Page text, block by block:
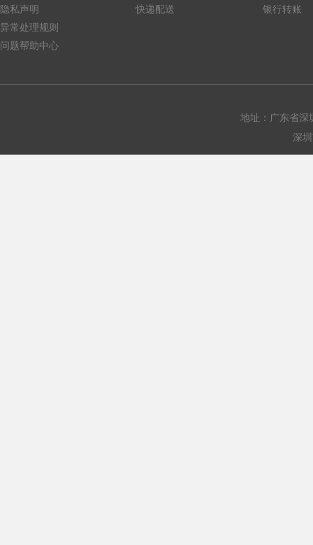
隐私声明
异常处理规则
问题帮助中心
快递配送
银行转账
地址：广东省深
深